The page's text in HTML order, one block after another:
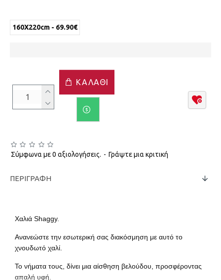
Σύμφωνα με 0 αξιολογήσεις. - Γράψτε μια κριτική
160X220cm - 69.90€
ΚΑΛΆΘΙ
ΠΕΡΙΓΡΑΦΉ
Χαλιά Shaggy.
Ανανεώστε την εσωτερική σας διακόσμηση με αυτό το
χνουδωτό χαλί.
Το νήματα τους, δίνει μια αίσθηση βελούδου, προσφέροντας
απαλή υφή.